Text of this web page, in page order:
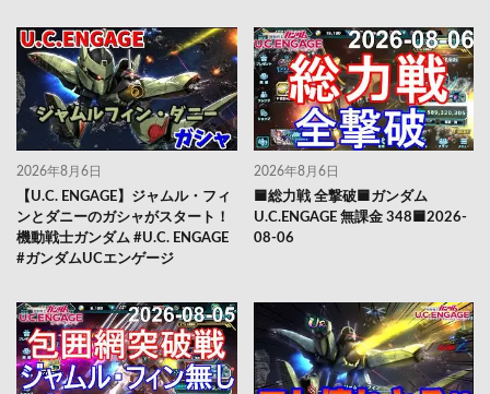
2026年8月6日
【U.C. ENGAGE】ジャムル・フィ
ンとダニーのガシャがスタート！
機動戦士ガンダム #U.C. ENGAGE
#ガンダムUCエンゲージ
2026年8月6日
🟦総力戦 全撃破🟦ガンダム
U.C.ENGAGE 無課金 348🟦2026-
08-06